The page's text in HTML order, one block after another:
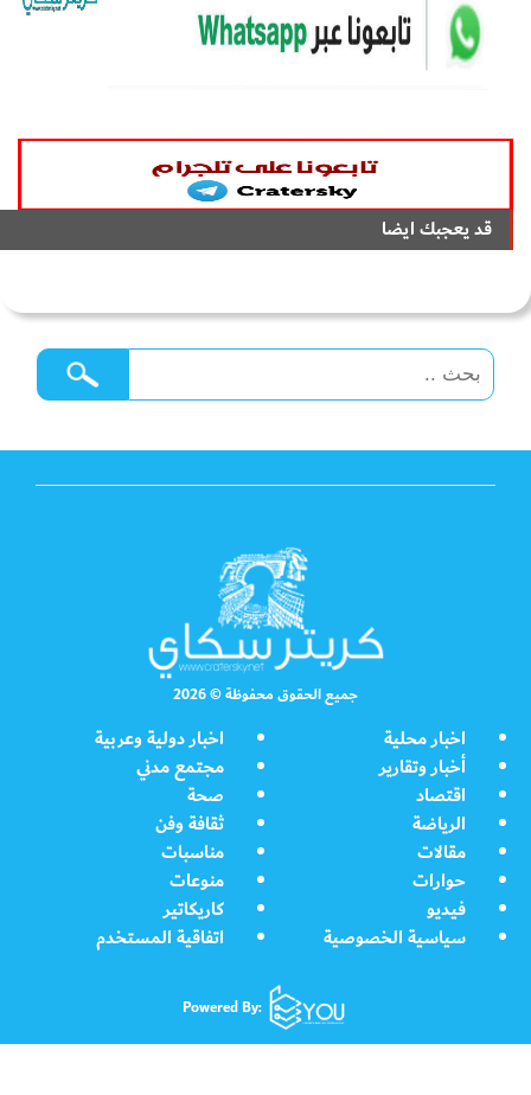
قد يعجبك ايضا
جميع الحقوق محفوظة © 2026
اخبار محلية
اخبار دولية وعربية
أخبار وتقارير
مجتمع مدني
اقتصاد
صحة
الرياضة
ثقافة وفن
مقالات
مناسبات
حوارات
منوعات
فيديو
كاريكاتير
سياسية الخصوصية
اتفاقية المستخدم
Powered By: